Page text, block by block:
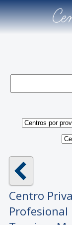
Centro
Profesional